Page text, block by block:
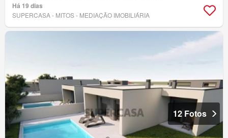
Há 19 dias
SUPERCASA - MITOS - MEDIAÇÃO IMOBILIÁRIA
12 Fotos